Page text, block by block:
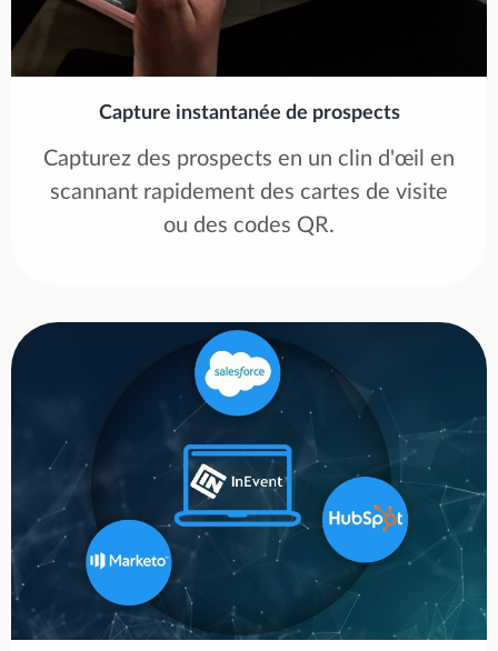
Capture instantanée de prospects
Capturez des prospects en un clin d'œil en
scannant rapidement des cartes de visite
ou des codes QR.